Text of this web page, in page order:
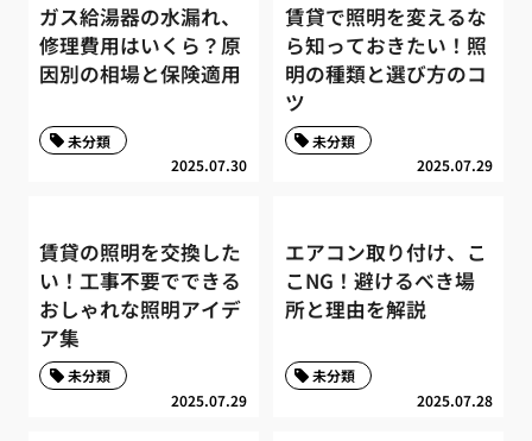
ガス給湯器の水漏れ、
修理費用はいくら？原
因別の相場と保険適用
2025.07.30
未分類
賃貸で照明を変えるな
ら知っておきたい！照
明の種類と選び方のコ
ツ
2025.07.29
未分類
賃貸の照明を交換した
い！工事不要でできる
おしゃれな照明アイデ
ア集
2025.07.29
未分類
エアコン取り付け、こ
こNG！避けるべき場
所と理由を解説
2025.07.28
未分類